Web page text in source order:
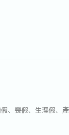
、喪假、生理假、